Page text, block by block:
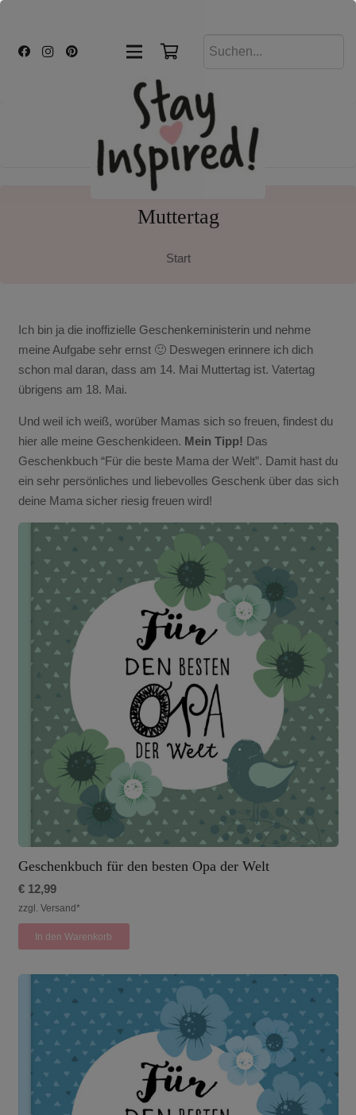
Muttertag
Start
Ich bin ja die inoffizielle Geschenkeministerin und nehme
meine Aufgabe sehr ernst 🙂 Deswegen erinnere ich dich
schon mal daran, dass am 14. Mai Muttertag ist. Vatertag
übrigens am 18. Mai.
Und weil ich weiß, worüber Mamas sich so freuen, findest du
hier alle meine Geschenkideen. Mein Tipp! Das
Geschenkbuch “Für die beste Mama der Welt”. Damit hast du
ein sehr persönliches und liebevolles Geschenk über das sich
deine Mama sicher riesig freuen wird!
Geschenkbuch für den besten Opa der Welt
€12,99
zzgl. Versand*
In den Warenkorb